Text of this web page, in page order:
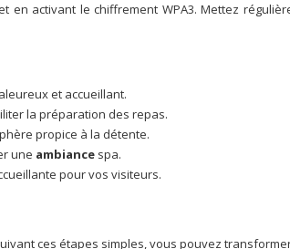
en activant le chiffrement WPA3. Mettez
et accueillant.
la préparation des repas.
propice à la détente.
une ambiance spa.
pour vos visiteurs.
ces étapes simples, vous pouvez